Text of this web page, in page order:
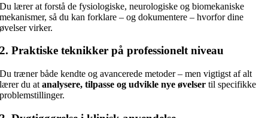
Du lærer at forstå de fysiologiske, neurologiske og biomekaniske
mekanismer, så du kan forklare – og dokumentere – hvorfor dine
øvelser virker.
2. Praktiske teknikker på professionelt niveau
Du træner både kendte og avancerede metoder – men vigtigst af alt
lærer du atanalysere, tilpasse og udvikle nye øvelsertil specifikke
problemstillinger.